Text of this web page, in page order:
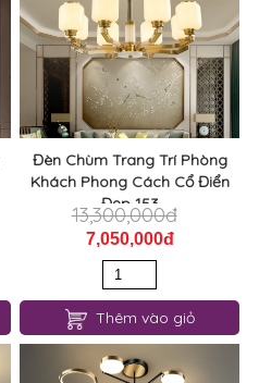
Đèn Chùm Trang Trí Phòng
Khách Phong Cách Cổ Điển
Đẹp 153
13,300,000đ
7,050,000đ
Thêm vào giỏ